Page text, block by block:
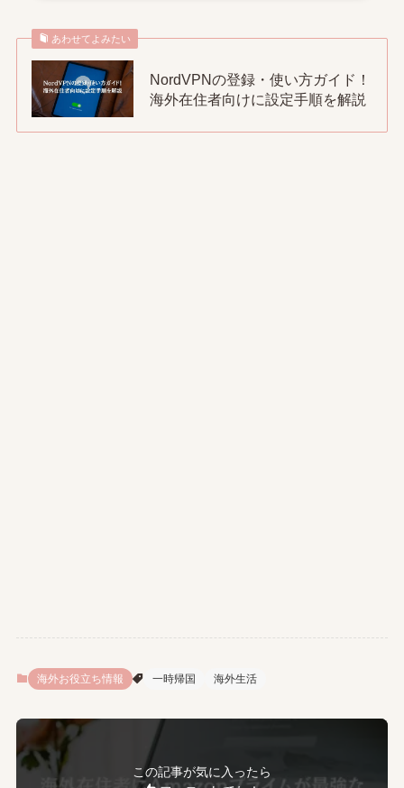
あわせてよみたい
NordVPNの登録・使い方ガイド！
海外在住者向けに設定手順を解説
海外お役立ち情報 一時帰国 海外生活
この記事が気に入ったら